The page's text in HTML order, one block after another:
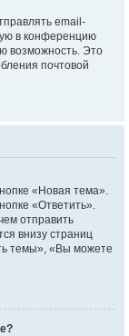
email-
в конференцию
возможность. Это
почтовой
«Новая тема».
«Ответить».
отправить
внизу страниц
темы», «Вы можете